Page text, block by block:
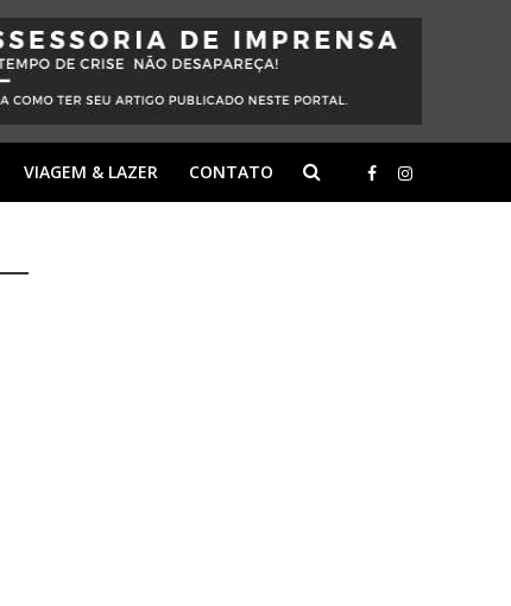
VIAGEM & LAZER CONTATO